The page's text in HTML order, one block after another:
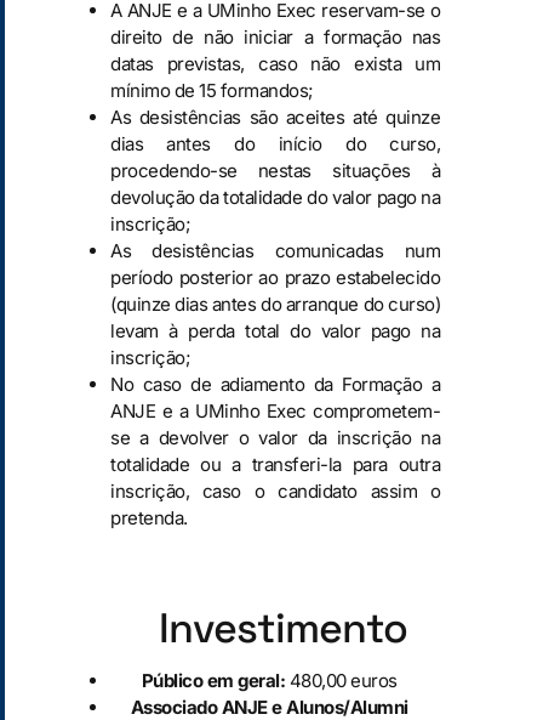
A ANJE e a UMinho Exec reservam-se o
direito de não iniciar a formação nas
datas previstas, caso não exista um
mínimo de 15 formandos;
As desistências são aceites até quinze
dias antes do início do curso,
procedendo-se nestas situações à
devolução da totalidade do valor pago na
inscrição;
As desistências comunicadas num
período posterior ao prazo estabelecido
(quinze dias antes do arranque do curso)
levam à perda total do valor pago na
inscrição;
No caso de adiamento da Formação a
ANJE e a UMinho Exec comprometem-
se a devolver o valor da inscrição na
totalidade ou a transferi-la para outra
inscrição, caso o candidato assim o
pretenda.
Investimento
Público em geral: 480,00 euros
Associado ANJE e Alunos/Alumni